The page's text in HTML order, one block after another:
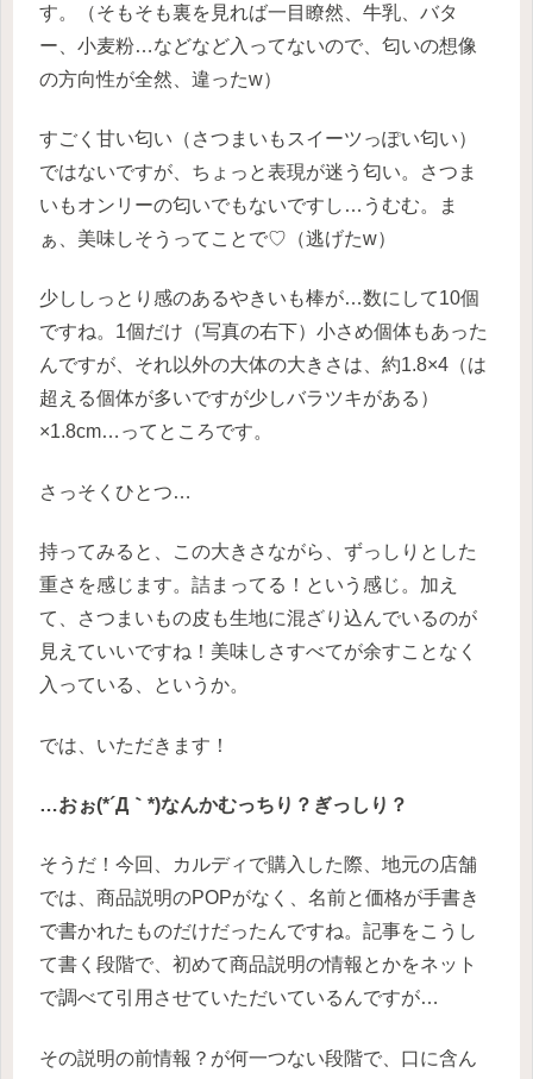
す。（そもそも裏を見れば一目瞭然、牛乳、バタ
ー、小麦粉…などなど入ってないので、匂いの想像
の方向性が全然、違ったw）
すごく甘い匂い（さつまいもスイーツっぽい匂い）
ではないですが、ちょっと表現が迷う匂い。さつま
いもオンリーの匂いでもないですし…うむむ。ま
ぁ、美味しそうってことで♡（逃げたw）
少ししっとり感のあるやきいも棒が…数にして10個
ですね。1個だけ（写真の右下）小さめ個体もあった
んですが、それ以外の大体の大きさは、約1.8×4（は
超える個体が多いですが少しバラツキがある）
×1.8cm…ってところです。
さっそくひとつ…
持ってみると、この大きさながら、ずっしりとした
重さを感じます。詰まってる！という感じ。加え
て、さつまいもの皮も生地に混ざり込んでいるのが
見えていいですね！美味しさすべてが余すことなく
入っている、というか。
では、いただきます！
…おぉ(*´Д｀*)なんかむっちり？ぎっしり？
そうだ！今回、カルディで購入した際、地元の店舗
では、商品説明のPOPがなく、名前と価格が手書き
で書かれたものだけだったんですね。記事をこうし
て書く段階で、初めて商品説明の情報とかをネット
で調べて引用させていただいているんですが…
その説明の前情報？が何一つない段階で、口に含ん